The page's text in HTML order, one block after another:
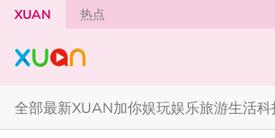
Skip to main content
XUAN 热点
全部最新XUAN加你娱玩娱乐旅游生活科